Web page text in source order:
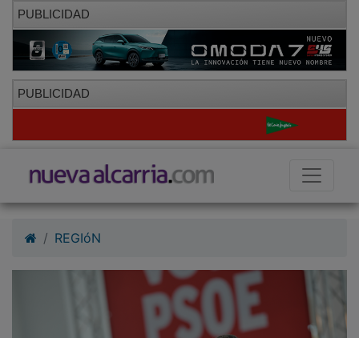
PUBLICIDAD
PUBLICIDAD
REGIóN